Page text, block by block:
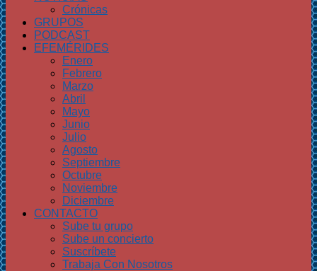
Crónicas
GRUPOS
PODCAST
EFEMÉRIDES
Enero
Febrero
Marzo
Abril
Mayo
Junio
Julio
Agosto
Septiembre
Octubre
Noviembre
Diciembre
CONTACTO
Sube tu grupo
Sube un concierto
Suscríbete
Trabaja Con Nosotros